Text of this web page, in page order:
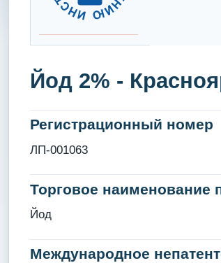
Йод 2% -
Регистрационный номер
ЛП-001063
Торговое наименование
Йод
Международное